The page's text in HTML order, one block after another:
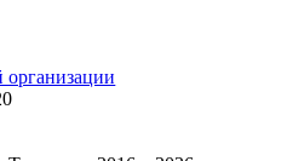
организации